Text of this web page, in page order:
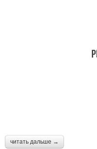
читать дальше →